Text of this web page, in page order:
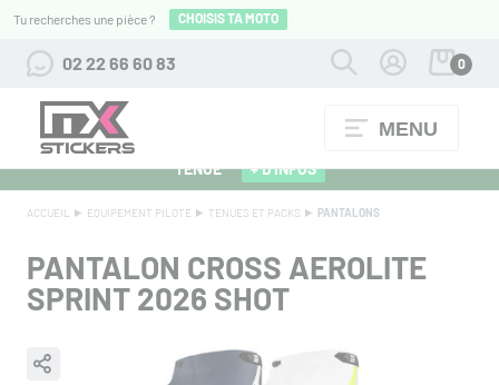
Tu recherches une pièce ? CHOISIS TA MOTO
02 22 66 60 83 0
MENU
ALPINESTARS 27 : FLOCAGE OFFERT POUR L'ACHAT D'UNE
TENUE
+ D'INFOS
ACCUEIL EQUIPEMENT PILOTE TENUES ET PACKS PANTALONS
PANTALON CROSS AEROLITE
SPRINT 2026 SHOT